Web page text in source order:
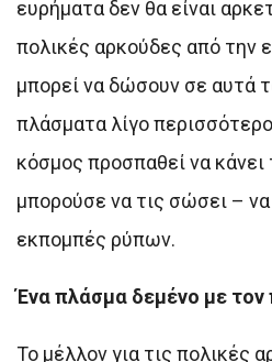
ευρήματα δεν θα είναι
πολικές αρκούδες από την
μπορεί να δώσουν σε αυτά
πλάσματα λίγο
κόσμος προσπαθεί να
μπορούσε να τις σώσει – να
εκπομπές ρύπων.
Ένα πλάσμα δεμένο με τον
Το μέλλον για τις πολικές